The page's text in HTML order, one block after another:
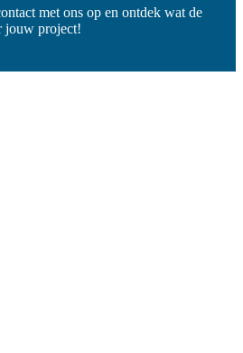
met ons op en ontdek wat de
jouw project!